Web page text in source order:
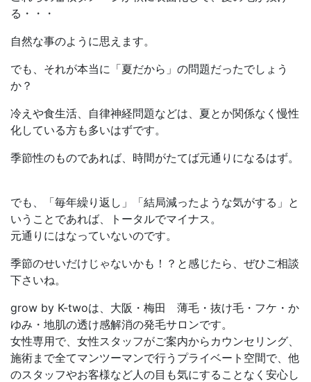
る・・・
自然な事のように思えます。
でも、それが本当に「夏だから」の問題だったでしょう
か？
冷えや食生活、自律神経問題などは、夏とか関係なく慢性
化している方も多いはずです。
季節性のものであれば、時間がたてば元通りになるはず。
でも、「毎年繰り返し」「結局減ったような気がする」と
いうことであれば、トータルでマイナス。
元通りにはなっていないのです。
季節のせいだけじゃないかも！？と感じたら、ぜひご相談
下さいね。
grow by K-twoは、大阪・梅田 薄毛・抜け毛・フケ・か
ゆみ・地肌の透け感解消の発毛サロンです。
女性専用で、女性スタッフがご案内からカウンセリング、
施術まで全てマンツーマンで行うプライベート空間で、他
のスタッフやお客様など人の目も気にすることなく安心し